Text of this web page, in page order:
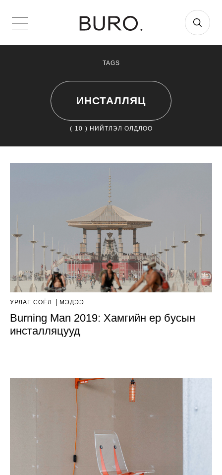
TAGS
ИНСТАЛЛЯЦ
( 10 ) НИЙТЛЭЛ ОЛДЛОО
УРЛАГ СОЁЛ МЭДЭЭ
Burning Man 2019: Хамгийн ер бусын
инсталляцууд